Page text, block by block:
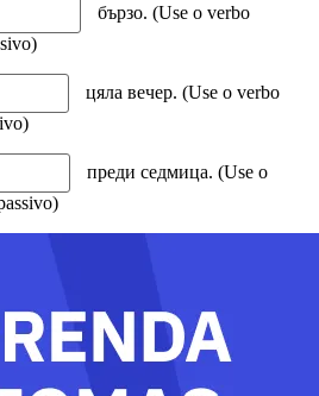
бързо. (Use o verbo
цяла вечер. (Use o verbo
преди седмица. (Use o